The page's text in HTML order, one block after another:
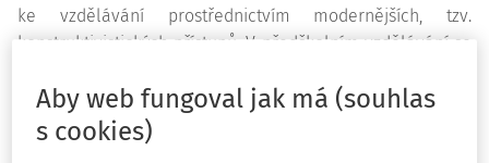
ke vzdělávání prostřednictvím modernějších, tzv.
konstruktivistických přístupů. V předškolním vzdělávání se
přístupy ke vzdělávání dětí předškolního věku. Ty přinášejí
zvýšené nároky na diagnostické dovednosti učitelek a na
diferencovanou vzdělávací nabídku v souladu s
Aby web fungoval jak má (souhlas
s cookies)